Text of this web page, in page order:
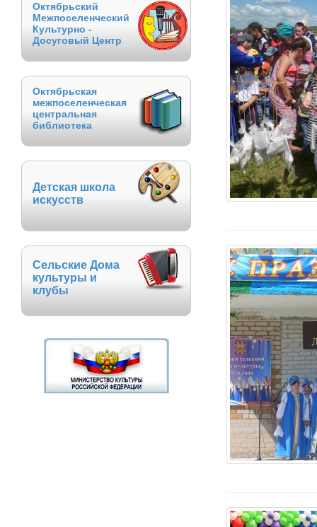
Октябрьский
Межпоселенческий
Культурно -
Досуговый Центр
Октябрьская
межпоселенческая
центральная
библиотека
Детская школа
искусств
Сельские Дома
культуры и
клубы